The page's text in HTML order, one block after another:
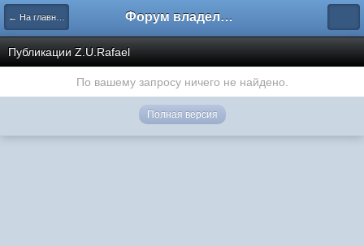
← На главную Форум владельцев интернет-магазинов
Публикации Z.U.Rafael
По вашему запросу ничего не найдено.
Полная версия